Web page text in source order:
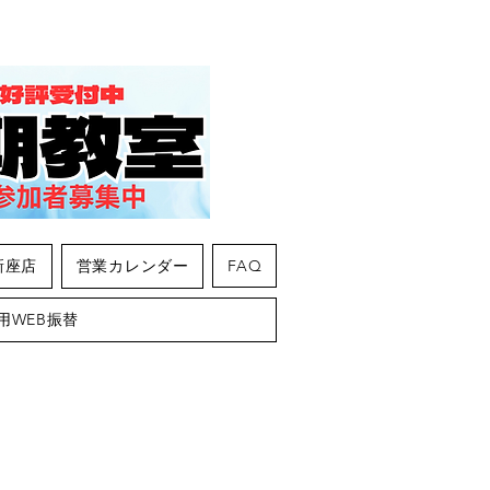
座店 営業カレンダー FAQ
WEB振替